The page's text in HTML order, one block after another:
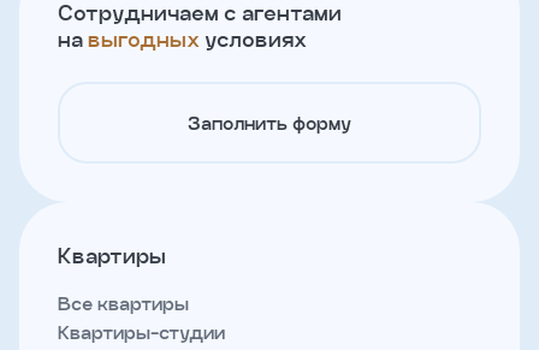
Сотрудничаем с агентами
на выгодных условиях
Заполнить форму
Квартиры
Все квартиры
Квартиры-студии